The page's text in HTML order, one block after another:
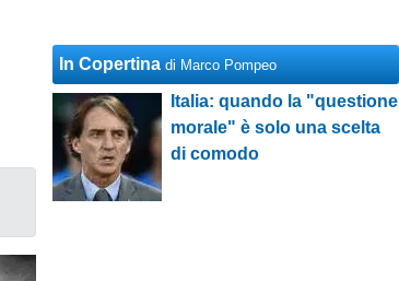
In Copertina di Marco Pompeo
Italia: quando la "questione
morale" è solo una scelta
di comodo